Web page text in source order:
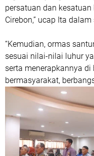
persatuan dan
Cirebon,” ucap Ita
“Kemudian, ormas
sesuai nilai-nilai luhur
serta menerapkannya
bermasyarakat,